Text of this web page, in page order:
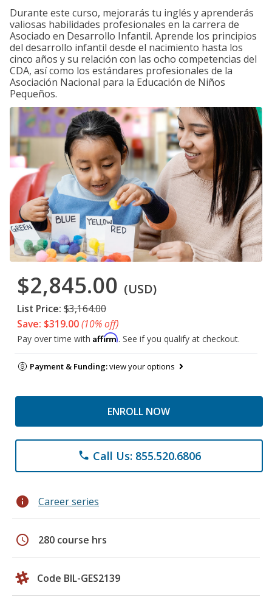
Durante este curso, mejorarás tu inglés y aprenderás
valiosas habilidades profesionales en la carrera de
Asociado en Desarrollo Infantil. Aprende los principios
del desarrollo infantil desde el nacimiento hasta los
cinco años y su relación con las ocho competencias del
CDA, así como los estándares profesionales de la
Asociación Nacional para la Educación de Niños
Pequeños.
$2,845.00 (USD)
List Price: $3,164.00
Save: $319.00(10% off)
Pay over time with Affirm. See if you qualify at checkout.
Payment & Funding:view your options
ENROLL NOW
phone Call Us: 855.520.6806
info Career series
schedule 280 course hrs
Code BIL-GES2139